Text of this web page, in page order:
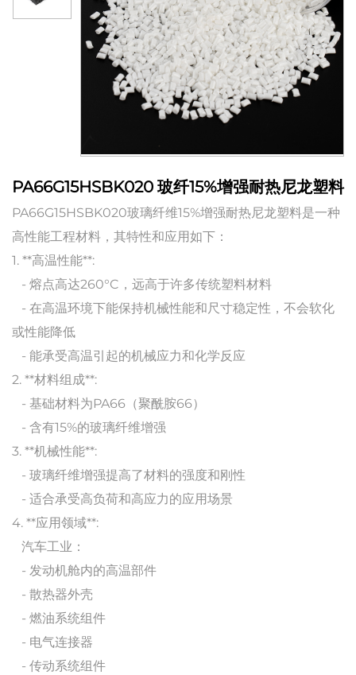
PA66G15HSBK020 玻纤15%增强耐热尼龙塑料
PA66G15HSBK020玻璃纤维15%增强耐热尼龙塑料是一种
高性能工程材料，其特性和应用如下：
1. **高温性能**:
- 熔点高达260°C，远高于许多传统塑料材料
- 在高温环境下能保持机械性能和尺寸稳定性，不会软化
或性能降低
- 能承受高温引起的机械应力和化学反应
2. **材料组成**:
- 基础材料为PA66（聚酰胺66）
- 含有15%的玻璃纤维增强
3. **机械性能**:
- 玻璃纤维增强提高了材料的强度和刚性
- 适合承受高负荷和高应力的应用场景
4. **应用领域**:
汽车工业：
- 发动机舱内的高温部件
- 散热器外壳
- 燃油系统组件
- 电气连接器
- 传动系统组件